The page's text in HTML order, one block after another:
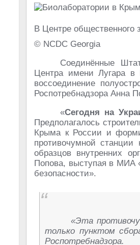
В Центре общественного
© NCDC Georgia
Соединённые
Центра имени Лугара в
воссоединение
Роспотребнадзора Анна
«Сегодня на
Предполагалось
Крыма к России и
противочумной
образцов внутренних
Попова, выступая в МИА
безопасности».
«Эта
только пунктом
Роспотребнадзора.